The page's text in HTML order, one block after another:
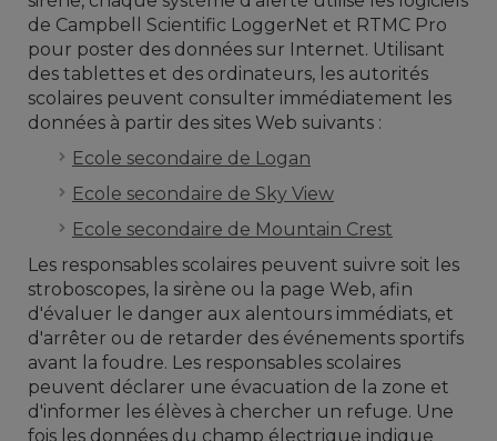
de Campbell Scientific LoggerNet et RTMC Pro
pour poster des données sur Internet. Utilisant
des tablettes et des ordinateurs, les autorités
scolaires peuvent consulter immédiatement les
données à partir des sites Web suivants :
Ecole secondaire de Logan
Ecole secondaire de Sky View
Ecole secondaire de Mountain Crest
Les responsables scolaires peuvent suivre soit les
stroboscopes, la sirène ou la page Web, afin
d'évaluer le danger aux alentours immédiats, et
d'arrêter ou de retarder des événements sportifs
avant la foudre. Les responsables scolaires
peuvent déclarer une évacuation de la zone et
d'informer les élèves à chercher un refuge. Une
fois les données du champ électrique indique